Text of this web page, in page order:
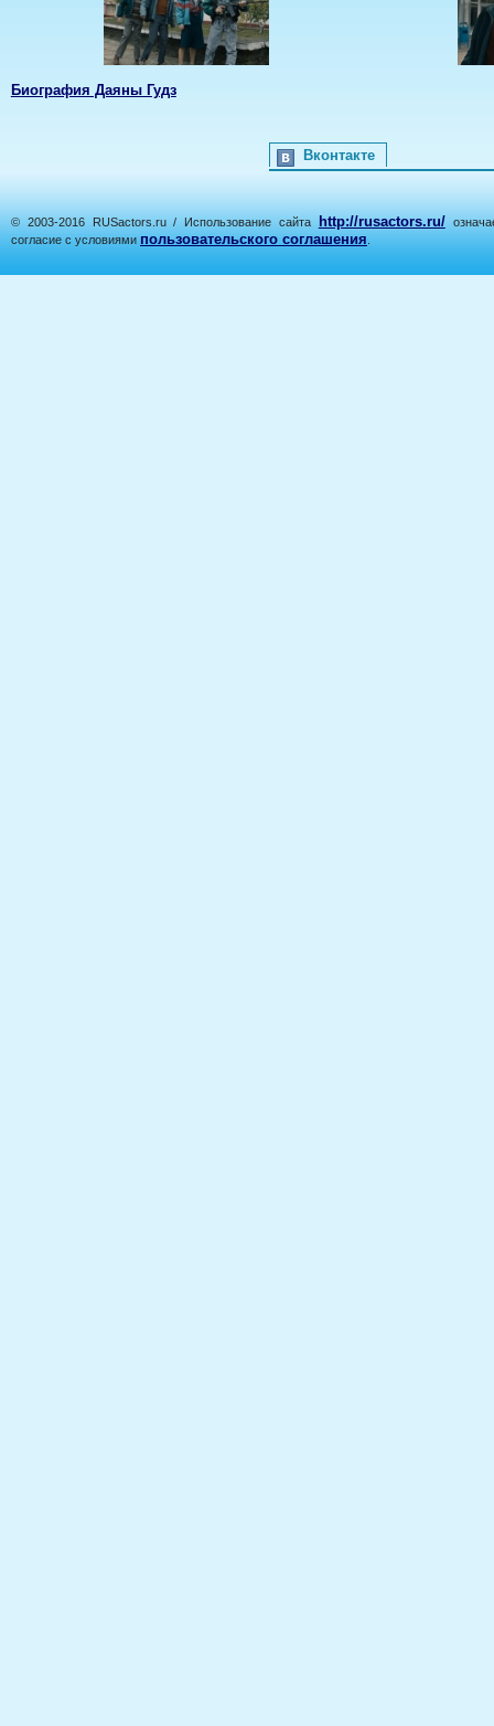
Биография Даяны Гудз
Вконтакте
© 2003-2016 RUSactors.ru / Использование сайта http://rusactors.ru/
согласие с условиями пользовательского соглашения